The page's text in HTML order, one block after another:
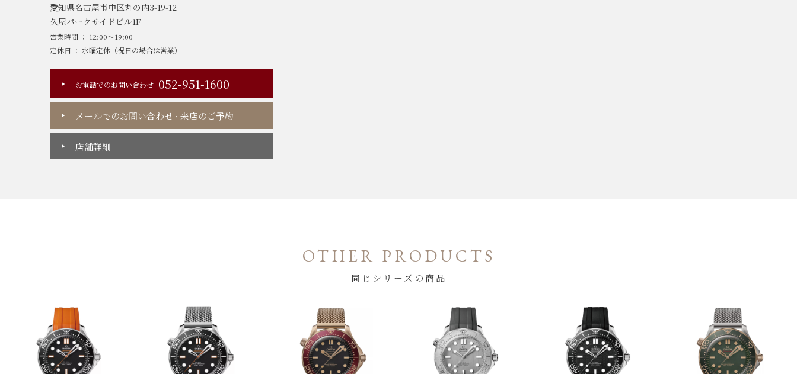
愛知県名古屋市中区丸の内3-19-12
久屋パークサイドビル1F
営業時間 ： 12:00～19:00
定休日 ： 水曜定休（祝日の場合は営業）
お電話でのお問い合わせ 052-951-1600
メールでのお問い合わせ・ 来店のご予約
店舗詳細
OTHER PRODUCTS
同じシリーズの商品